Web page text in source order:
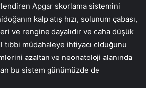
Apgar skorlama sistemini
kalp atış hızı, solunum çabası,
ve rengine dayalıdır ve daha düşük
tıbbi müdahaleye ihtiyacı olduğunu
azaltan ve neonatoloji alanında
bu sistem günümüzde de